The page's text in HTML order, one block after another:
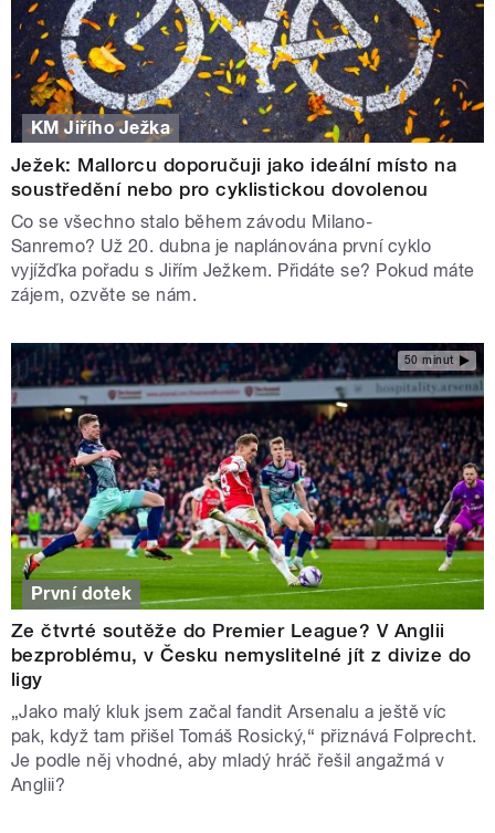
KM Jiřího Ježka
Ježek: Mallorcu doporučuji jako ideální místo na
soustředění nebo pro cyklistickou dovolenou
Co se všechno stalo během závodu Milano-
Sanremo? Už 20. dubna je naplánována první cyklo
vyjížďka pořadu s Jiřím Ježkem. Přidáte se? Pokud máte
zájem, ozvěte se nám.
50 minut
První dotek
Ze čtvrté soutěže do Premier League? V Anglii
bezproblému, v Česku nemyslitelné jít z divize do
ligy
„Jako malý kluk jsem začal fandit Arsenalu a ještě víc
pak, když tam přišel Tomáš Rosický,“ přiznává Folprecht.
Je podle něj vhodné, aby mladý hráč řešil angažmá v
Anglii?